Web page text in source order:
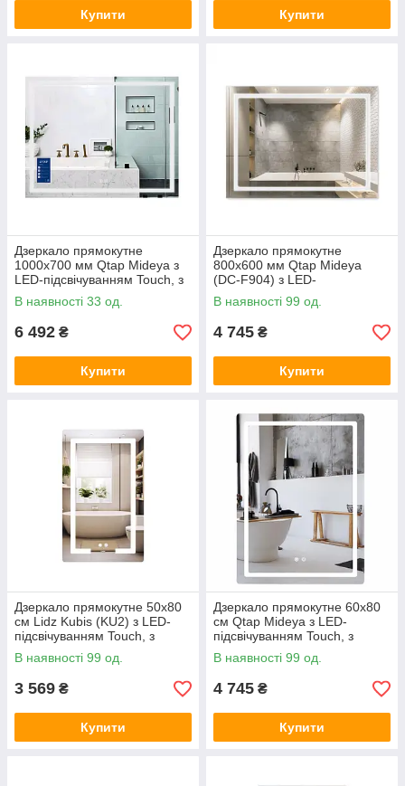
Купити Купити
Дзеркало прямокутне
1000х700 мм Qtap Mideya з
LED-підсвічуванням Touch, з
антизапітнінням,
регулюванням яскравості
В наявності 33 од.
6 492 ₴
Купити
Дзеркало прямокутне
800х600 мм Qtap Mideya
(DC-F904) з LED-
підсвічуванням, годинником
та антизапотіванням
В наявності 99 од.
4 745 ₴
Купити
Дзеркало прямокутне 50х80
см Lidz Kubis (KU2) з LED-
підсвічуванням Touch, з
антизапотіванням, з
диммером, рег. яскравості
В наявності 99 од.
3 569 ₴
Купити
Дзеркало прямокутне 60х80
см Qtap Mideya з LED-
підсвічуванням Touch, з
антизапотіванням,
регулюванням яскравості
В наявності 99 од.
4 745 ₴
Купити